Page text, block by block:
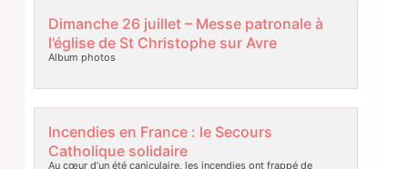
Dimanche 26 juillet – Messe patronale à
l’église de St Christophe sur Avre
Album photos
Incendies en France : le Secours
Catholique solidaire
Au cœur d’un été caniculaire, les incendies ont frappé de